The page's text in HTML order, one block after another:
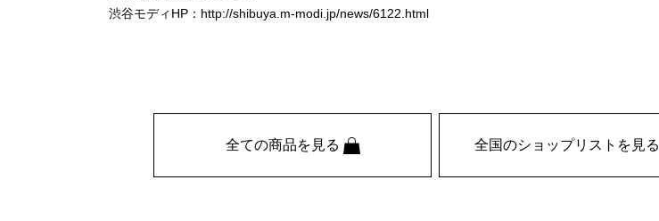
渋谷モディHP：http://shibuya.m-modi.jp/news/6122.html
全ての商品を見る 全国のショップリストを見る